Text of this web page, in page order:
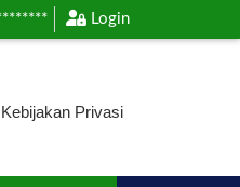
Login
Kebijakan Privasi